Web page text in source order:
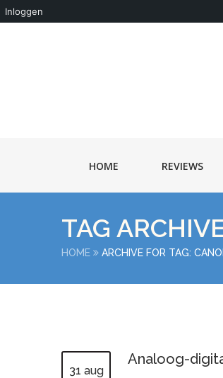
Inloggen
HOME REVIEWS
TAG
HOME ARCHIVE FOR TAG:
31 aug
Analoog-